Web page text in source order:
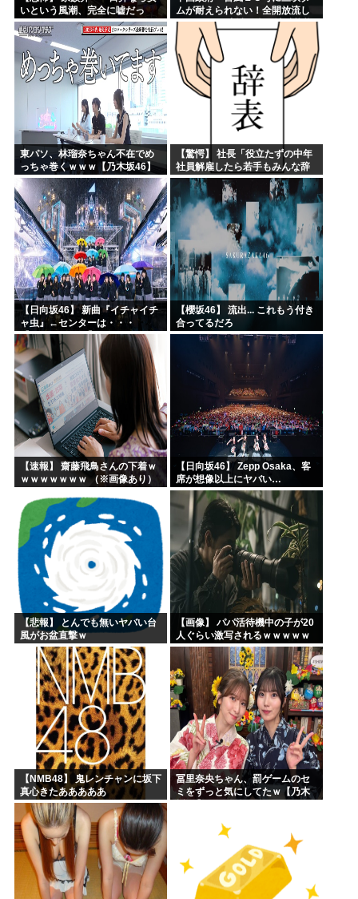
いという風潮、完全に嘘だっ
た・・・・
ムが耐えられない！全開放流し
ろ！」⇒ 下流域の街が壊滅状態
ｗｗｗｗｗ
東パソ、林瑠奈ちゃん不在でめ
っちゃ巻くｗｗｗ【乃木坂46】
【驚愕】 社長「役立たずの中年
社員解雇したら若手もみんな辞
めてしまった…」
【日向坂46】 新曲『イチャイチ
ャ虫』←センターは・・・
【18thシングル】
【櫻坂46】 流出... これもう付き
合ってるだろ
【速報】 齋藤飛鳥さんの下着ｗ
ｗｗｗｗｗｗｗ （※画像あり）
【日向坂46】 Zepp Osaka、客
席が想像以上にヤバい…
【悲報】 とんでも無いヤバい台
風がお盆直撃ｗ
【画像】 パパ活待機中の子が20
人ぐらい激写されるｗｗｗｗｗ
ｗｗｗｗｗｗ
【NMB48】 鬼レンチャンに坂下
真心きたあああああ
冨里奈央ちゃん、罰ゲームのセ
ミをずっと気にしてたｗ【乃木